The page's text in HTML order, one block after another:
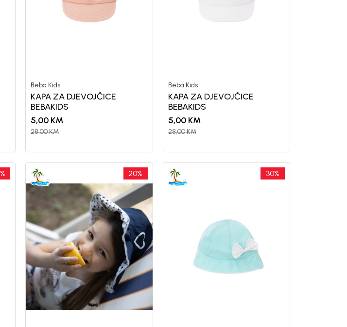
Beba Kids
KAPA ZA DJEVOJČICE
BEBAKIDS
5,00 KM
28,00KM
Beba Kids
KAPA ZA DJEVOJČICE
BEBAKIDS
5,00 KM
28,00KM
% 20% 30%
Registruj se i osvoji
10%
Potvrđujem da sam pročitao/la, razumeo/la i da se slažem sa
politikom privatnosti